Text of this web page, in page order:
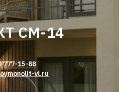
СМ-14
777-15-88
vl.ru